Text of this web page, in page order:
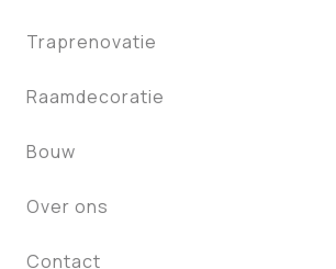
Traprenovatie
Raamdecoratie
Bouw
Over ons
Contact